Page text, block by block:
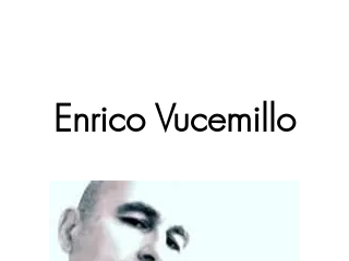
Enrico Vucemillo